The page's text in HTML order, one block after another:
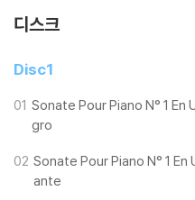
하고 있으며 작곡가의 우아한 관악
정하지 않고 일부분 연주 순간의
차르트 음악 세계의 바탕이라 할
소나타 전곡 중 특별히 C장조 소
디스크
Disc1
01 Sonate Pour Piano N° 1
gro
02 Sonate Pour Piano N° 1
ante